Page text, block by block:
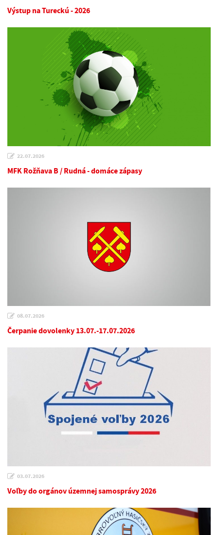
Výstup na Tureckú - 2026
22.07.2026
MFK Rožňava B / Rudná - domáce zápasy
08.07.2026
Čerpanie dovolenky 13.07.-17.07.2026
03.07.2026
Voľby do orgánov územnej samosprávy 2026